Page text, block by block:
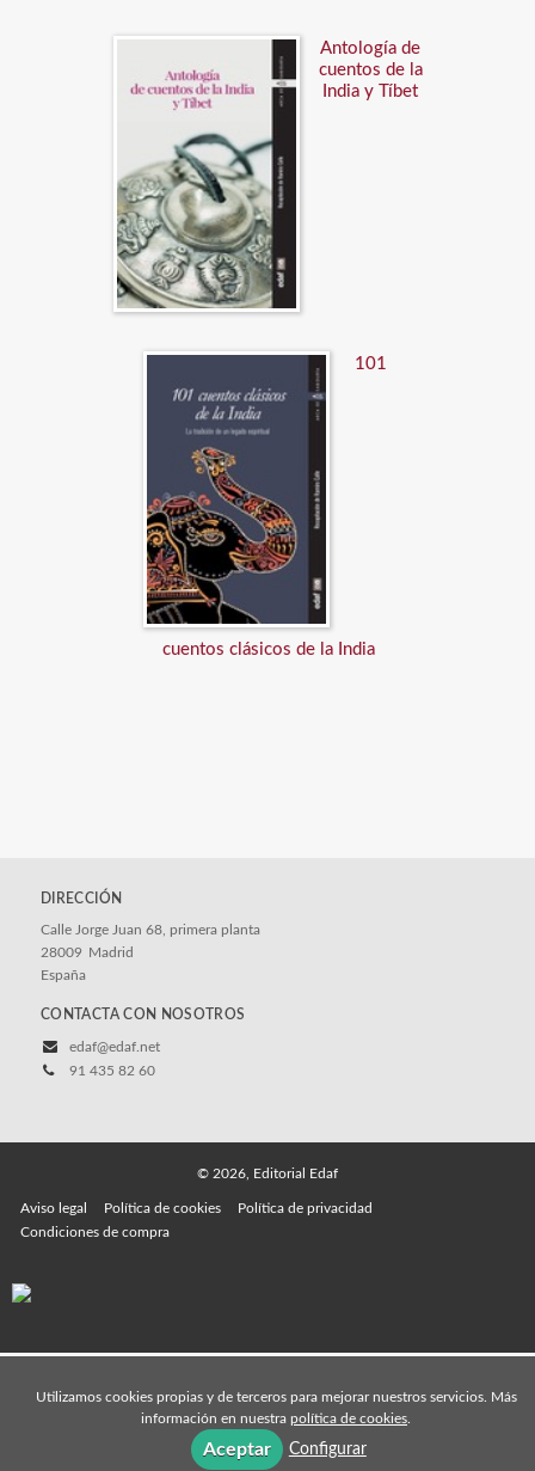
Antología de
cuentos de la
India y Tíbet
101
cuentos clásicos de la India
DIRECCIÓN
Calle Jorge Juan 68, primera planta
28009 Madrid
España
CONTACTA CON NOSOTROS
edaf@edaf.net
91 435 82 60
© 2026, Editorial Edaf
Aviso legal Política de cookies
Política de privacidad
Condiciones de compra
Utilizamos cookies propias y de terceros para mejorar nuestros servicios. Más
información en nuestra política de cookies
Aceptar Configurar